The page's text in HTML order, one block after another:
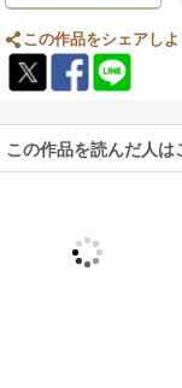
この作品をシェアしよ
この作品を読んだ人